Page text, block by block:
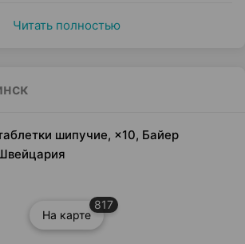
Читать полностью
шипучие, ×10, Байер
На карте
817